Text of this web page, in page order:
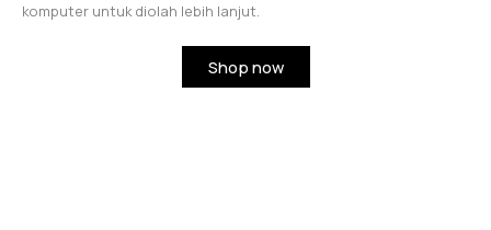
komputer untuk diolah lebih lanjut.
Shop now